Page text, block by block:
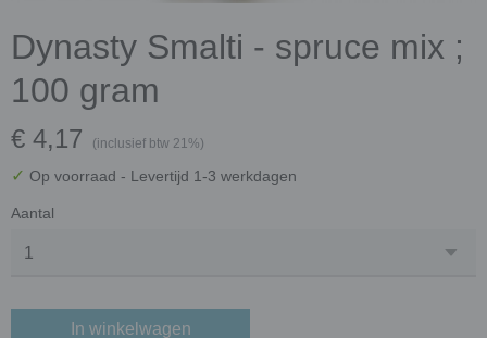
Dynasty Smalti - spruce mix ;
100 gram
€ 4,17 (inclusief btw 21%)
✓ Op voorraad - Levertijd 1-3 werkdagen
Aantal
In winkelwagen